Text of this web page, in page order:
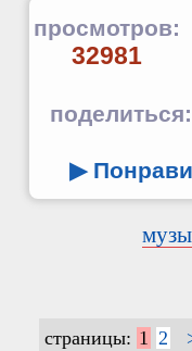
просмотров:
32981
поделиться:
▶
страницы: 1 2